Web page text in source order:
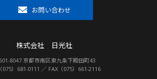
お問い合わせ
株式会社 日光社
8047 京都市南区東九条下殿田町43
075）681-0111 ／ FAX（075）661-2116